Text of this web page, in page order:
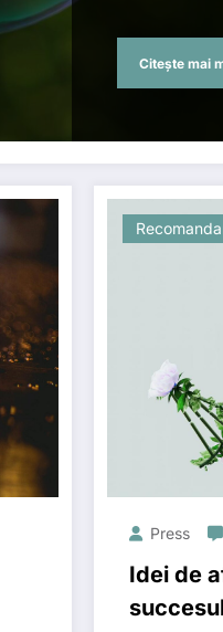
Citește mai
Press
Idei de